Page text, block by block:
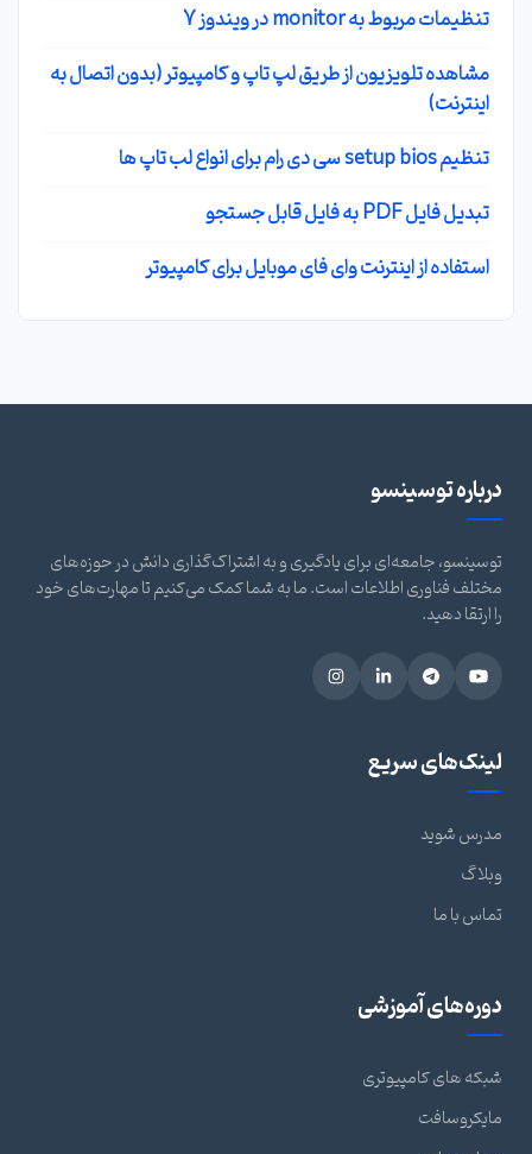
تنظیمات مربوط به monitor در ویندوز 7
مشاهده تلویزیون از طریق لپ تاپ و کامپیوتر (بدون اتصال به
اینترنت)
تنظیم setup bios سی دی رام برای انواع لب تاپ ها
تبدیل فایل PDF به فایل قابل جستجو
استفاده از اینترنت وای فای موبایل برای کامپیوتر
درباره توسینسو
توسینسو، جامعه‌ای برای یادگیری و به اشتراک‌گذاری دانش در حوزه‌های
مختلف فناوری اطلاعات است. ما به شما کمک می‌کنیم تا مهارت‌های خود
را ارتقا دهید.
لینک‌های سریع
مدرس شوید
وبلاگ
تماس با ما
دوره‌های آموزشی
شبکه های کامپیوتری
مایکروسافت